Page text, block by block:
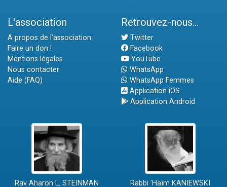
L'association
A propos de l'association
Faire un don !
Mentions légales
Nous contacter
Aide (FAQ)
Retrouvez-nous...
Twitter
Facebook
YouTube
WhatsApp
WhatsApp Femmes
Application iOS
Application Android
Rav Aharon L. STEINMAN Rabbi 'Haïm KANIEWSKI